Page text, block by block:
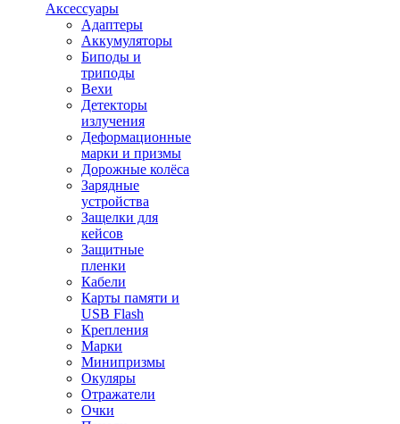
Аксессуары
Адаптеры
Аккумуляторы
Биподы и
триподы
Вехи
Детекторы
излучения
Деформационные
марки и призмы
Дорожные колёса
Зарядные
устройства
Защелки для
кейсов
Защитные
пленки
Кабели
Карты памяти и
USB Flash
Крепления
Марки
Минипризмы
Окуляры
Отражатели
Очки